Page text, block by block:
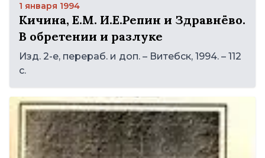
1 января 1994
Кичина, Е.М. И.Е.Репин и Здравнёво.
В обретении и разлуке
Изд. 2-е, перераб. и доп. – Витебск, 1994. – 112
с.